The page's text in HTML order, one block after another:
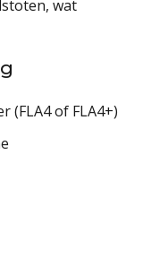
wat
(FLA4 of FLA4+)